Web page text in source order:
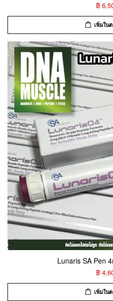
฿
เพิ่มใน
Lunaris SA Pen
฿
เพิ่มใน